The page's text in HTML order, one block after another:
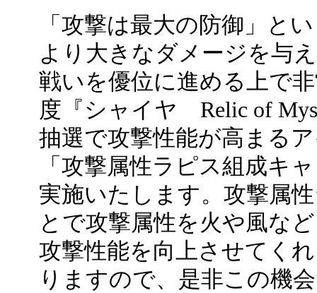
「攻撃は最大の防御」と
より大きなダメージを与
戦いを優位に進める上で
度『シャイヤ Relic of
抽選で攻撃性能が高まる
「攻撃属性ラピス組成キ
実施いたします。攻撃属
とで攻撃属性を火や風な
攻撃性能を向上させてく
りますので、是非この機